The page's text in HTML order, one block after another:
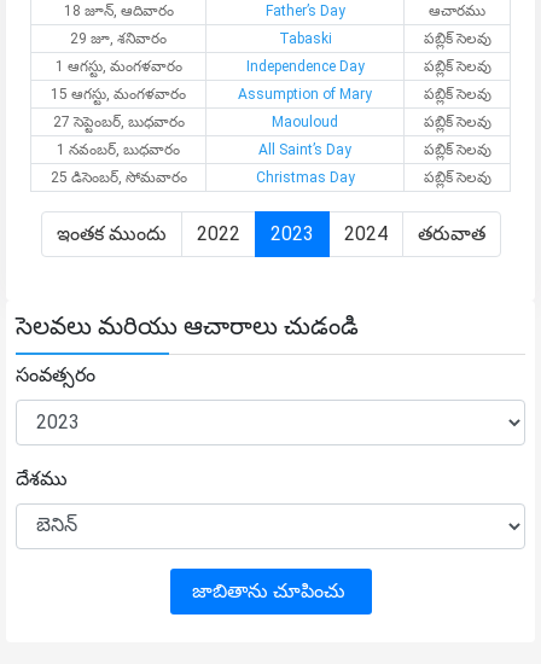
18 జూన్, ఆదివారం
Father’s Day
ఆచారము
29 జూ, శనివారం
Tabaski
పబ్లిక్ సెలవు
1 ఆగస్టు, మంగళవారం
Independence Day
పబ్లిక్ సెలవు
15 ఆగస్టు, మంగళవారం
Assumption of Mary
పబ్లిక్ సెలవు
27 సెప్టెంబర్, బుధవారం
Maouloud
పబ్లిక్ సెలవు
1 నవంబర్, బుధవారం
All Saint’s Day
పబ్లిక్ సెలవు
25 డిసెంబర్, సోమవారం
Christmas Day పబ్లిక్ సెలవు
ఇంతక ముందు 2022 2023 2024 తరువాత
సెలవలు మరియు ఆచారాలు చుడండి
సంవత్సరం
దేశము
జాబితాను చూపించు